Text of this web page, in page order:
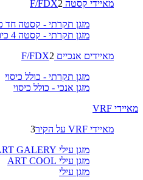
מאיידי קסטה F/FDX 2
מזגן תקרתי - קסטה חד
מזגן תקרתי - קסטה 4 כיוונים
מאיידים אנכיים F/FDX 2
מזגן תקרתי - כולל כיסוי
מזגן אנכי - כולל כיסוי
מאיידי VRF
מאיידי VRF על הקיר
3
מזגן עילי ART GALERY
מזגן עילי ART COOL
מזגן עילי